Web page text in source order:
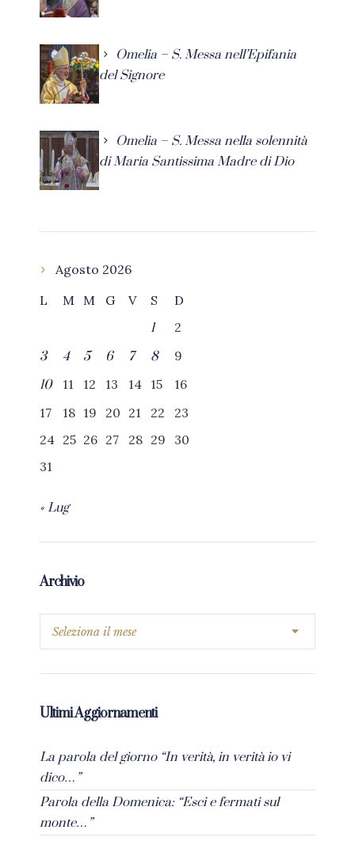
Omelia – S. Messa nell’Epifania
del Signore
Omelia – S. Messa nella solennità
di Maria Santissima Madre di Dio
Agosto 2026
L
M M G V S
D
1
2
3
4 5 6 7 8
9
10
11 12 13 14 15
16
17
18 19 20 21 22
23
24 25 26 27 28 29
30
31
« Lug
Archivio
Ultimi Aggiornamenti
La parola del giorno “In verità, in verità io vi
dico…”
Parola della Domenica: “Esci e fermati sul
monte…”